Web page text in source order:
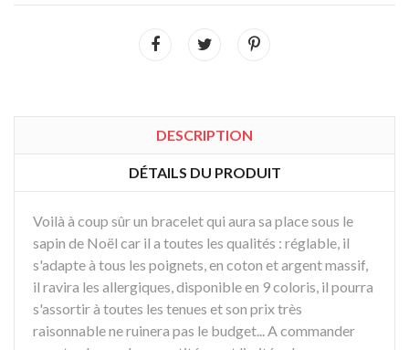
DESCRIPTION
DÉTAILS DU PRODUIT
Voilà à coup sûr un bracelet qui aura sa place sous le
sapin de Noël car il a toutes les qualités : réglable, il
s'adapte à tous les poignets, en coton et argent massif,
il ravira les allergiques, disponible en 9 coloris, il pourra
s'assortir à toutes les tenues et son prix très
raisonnable ne ruinera pas le budget... A commander